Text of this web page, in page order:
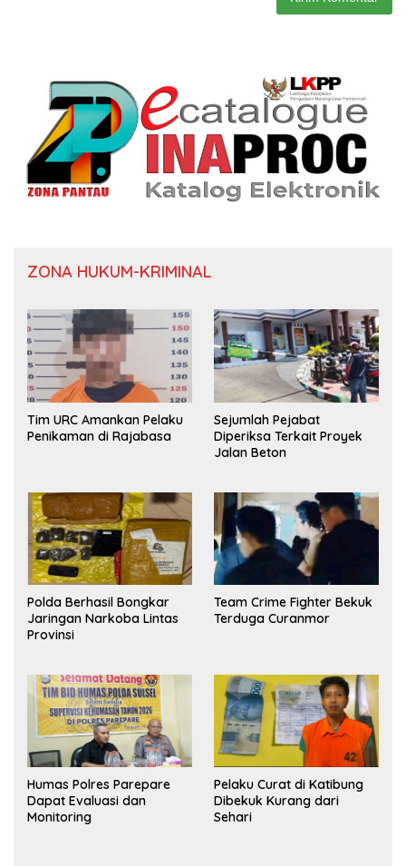
ZONA HUKUM-KRIMINAL
Tim URC Amankan Pelaku
Penikaman di Rajabasa
Sejumlah Pejabat
Diperiksa Terkait Proyek
Jalan Beton
Polda Berhasil Bongkar
Jaringan Narkoba Lintas
Provinsi
Team Crime Fighter Bekuk
Terduga Curanmor
Humas Polres Parepare
Dapat Evaluasi dan
Monitoring
Pelaku Curat di Katibung
Dibekuk Kurang dari
Sehari